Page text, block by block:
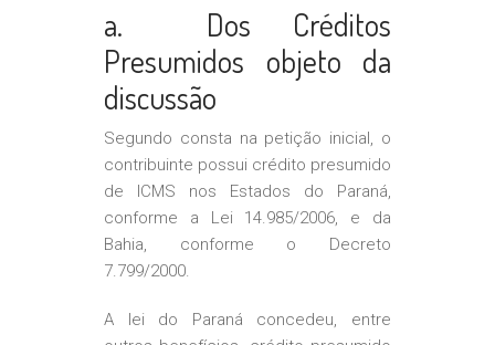
a. Dos Créditos
Presumidos objeto da
discussão
Segundo consta na petição inicial, o
contribuinte possui crédito presumido
de ICMS nos Estados do Paraná,
conforme a Lei 14.985/2006, e da
Bahia, conforme o Decreto
7.799/2000.
A lei do Paraná concedeu, entre